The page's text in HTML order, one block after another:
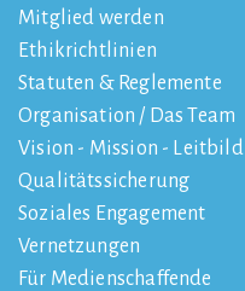
Mitglied werden
Ethikrichtlinien
Statuten & Reglemente
Organisation / Das Team
Vision - Mission - Leitbild
Qualitätssicherung
Soziales Engagement
Vernetzungen
Für Medienschaffende